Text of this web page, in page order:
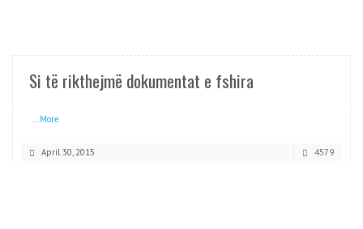
Si të rikthejmë dokumentat e fshira
...More
April 30, 2015 4579